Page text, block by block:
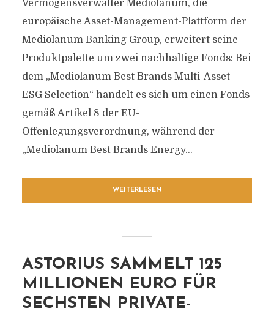
Vermögensverwalter Mediolanum, die
europäische Asset-Management-Plattform der
Mediolanum Banking Group, erweitert seine
Produktpalette um zwei nachhaltige Fonds: Bei
dem „Mediolanum Best Brands Multi-Asset
ESG Selection“ handelt es sich um einen Fonds
gemäß Artikel 8 der EU-
Offenlegungsverordnung, während der
„Mediolanum Best Brands Energy...
WEITERLESEN
ASTORIUS SAMMELT 125
MILLIONEN EURO FÜR
SECHSTEN PRIVATE-